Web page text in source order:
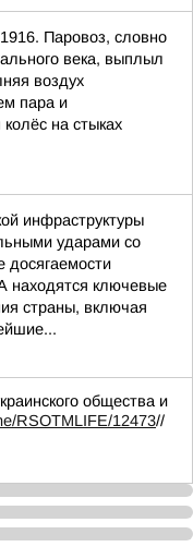
Паровоз, словно
века, выплыл
воздух
пара и
на стыках
инфраструктуры
ударами со
досягаемости
находятся ключевые
страны, включая
общества и
RSOTMLIFE/12473//